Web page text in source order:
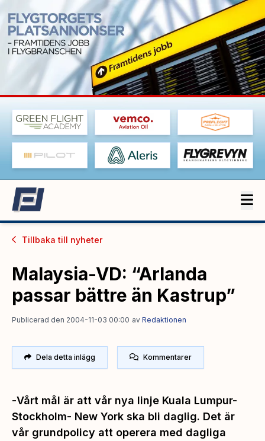
Tillbaka till nyheter
Malaysia-VD: “Arlanda
passar bättre än Kastrup”
Publicerad den 2004-11-03 00:00 av Redaktionen
Dela detta inlägg Kommentarer
-Vårt mål är att vår nya linje Kuala Lumpur-
Stockholm- New York ska bli daglig. Det är
vår grundpolicy att operera med dagliga